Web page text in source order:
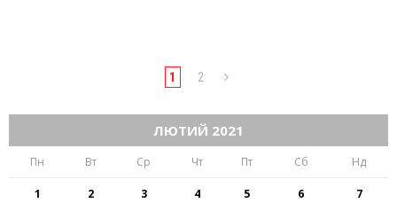
1 2
ЛЮТИЙ 2021
Пн Вт Ср Чт Пт Сб Нд
1 2 3 4 5 6 7